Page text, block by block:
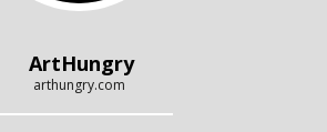
ArtHungry
arthungry.com